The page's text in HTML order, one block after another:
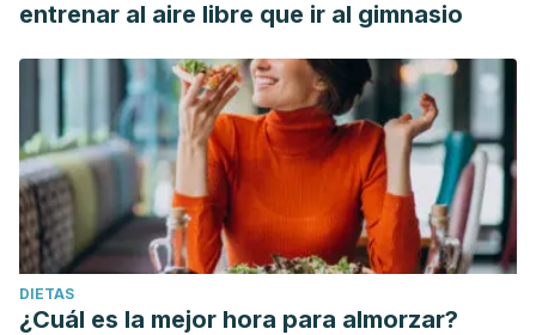
entrenar al aire libre que ir al gimnasio
DIETAS
¿Cuál es la mejor hora para almorzar?